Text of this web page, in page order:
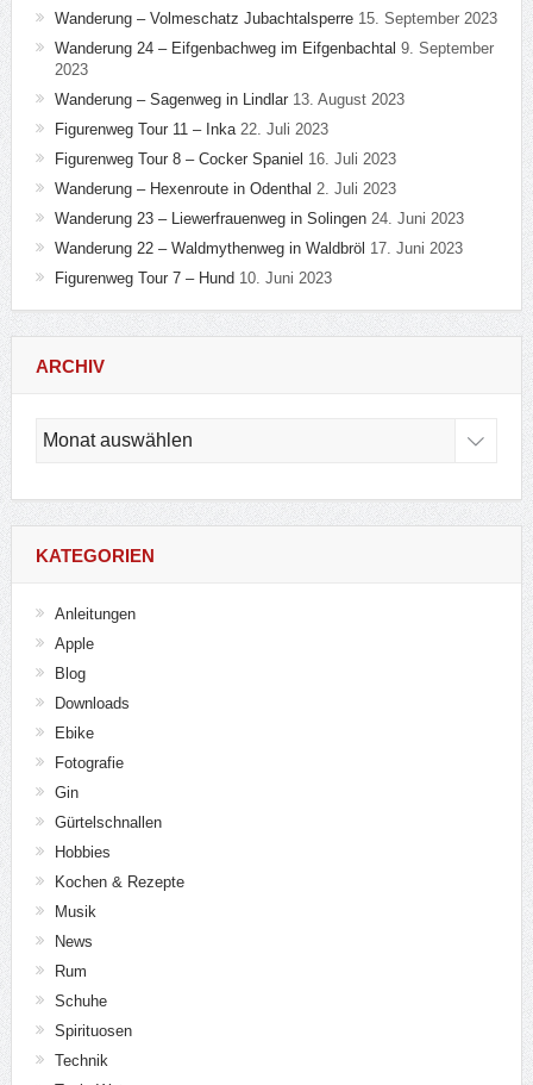
Wanderung – Volmeschatz Jubachtalsperre 15. September 2023
Wanderung 24 – Eifgenbachweg im Eifgenbachtal 9. September
2023
Wanderung – Sagenweg in Lindlar 13. August 2023
Figurenweg Tour 11 – Inka 22. Juli 2023
Figurenweg Tour 8 – Cocker Spaniel 16. Juli 2023
Wanderung – Hexenroute in Odenthal 2. Juli 2023
Wanderung 23 – Liewerfrauenweg in Solingen 24. Juni 2023
Wanderung 22 – Waldmythenweg in Waldbröl 17. Juni 2023
Figurenweg Tour 7 – Hund 10. Juni 2023
ARCHIV
KATEGORIEN
Anleitungen
Apple
Blog
Downloads
Ebike
Fotografie
Gin
Gürtelschnallen
Hobbies
Kochen & Rezepte
Musik
News
Rum
Schuhe
Spirituosen
Technik